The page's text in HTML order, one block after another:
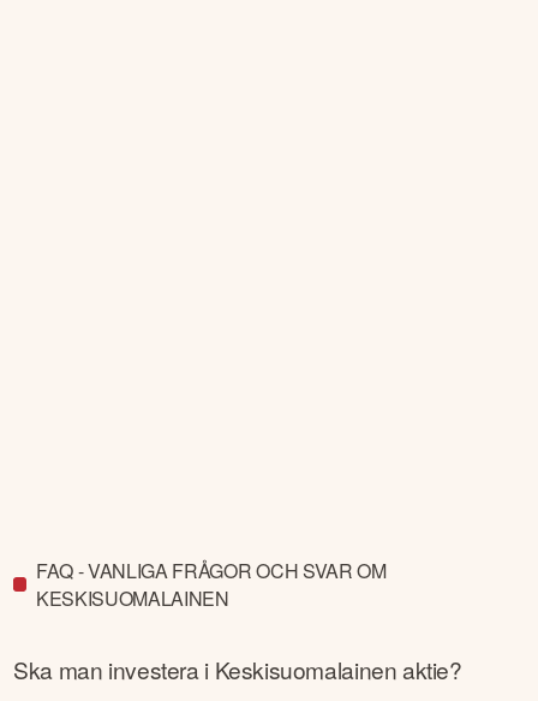
FAQ - VANLIGA FRÅGOR OCH SVAR OM
KESKISUOMALAINEN
Ska man investera i Keskisuomalainenaktie?